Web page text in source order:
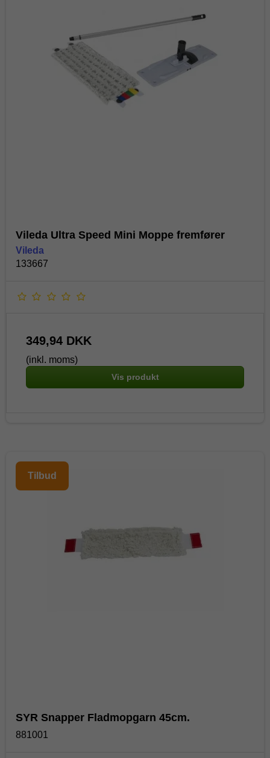
Vileda Ultra Speed Mini Moppe fremfører
Vileda
133667
349,94 DKK
(inkl. moms)
Vis produkt
Tilbud
SYR Snapper Fladmopgarn 45cm.
881001